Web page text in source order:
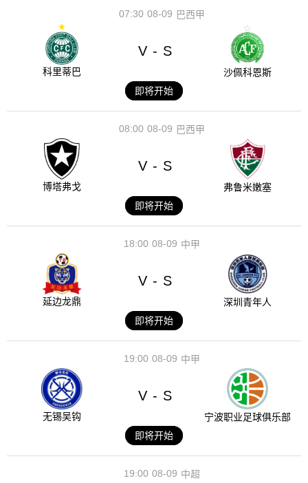
08-09
07:30 巴西甲
科里蒂巴
V - S
沙佩科恩斯
即将开始
08-09
08:00 巴西甲
博塔弗戈
V - S
弗鲁米嫩塞
即将开始
08-09
18:00 中甲
延边龙鼎
V - S
深圳青年人
即将开始
08-09
19:00 中甲
无锡吴钩
V - S
宁波职业足球俱乐部
即将开始
08-09
19:00 中超